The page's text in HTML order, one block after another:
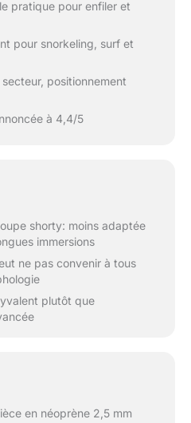
pratique pour enfiler et
pour snorkeling, surf et
positionnement
à 4,4/5
shorty: moins adaptée
immersions
ne pas convenir à tous
plutôt que
en néoprène 2,5 mm